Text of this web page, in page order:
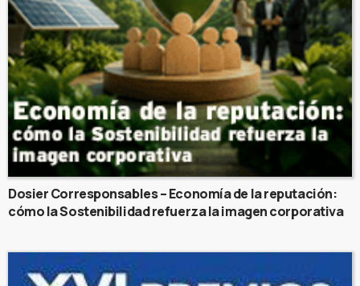
Dosier Corresponsables – Economía de la reputación:
cómo la Sostenibilidad refuerza la imagen corporativa